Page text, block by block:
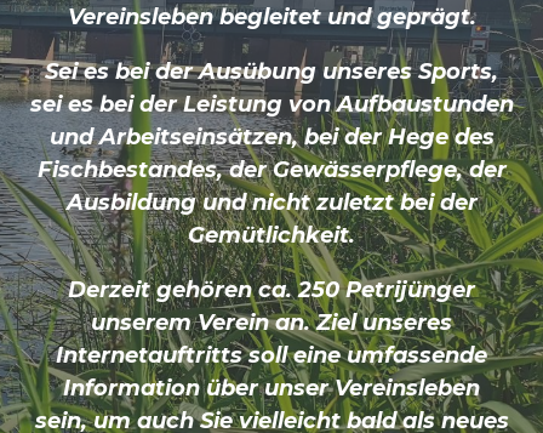
Vereinsleben begleitet und geprägt.
Sei es bei der Ausübung unseres Sports,
sei es bei der Leistung von Aufbaustunden
und Arbeitseinsätzen, bei der Hege des
Fischbestandes, der Gewässerpflege, der
Ausbildung und nicht zuletzt bei der
Gemütlichkeit.
Derzeit gehören ca. 250 Petrijünger
unserem Verein an. Ziel unseres
Internetauftritts soll eine umfassende
Information über unser Vereinsleben
sein, um auch Sie vielleicht bald als neues